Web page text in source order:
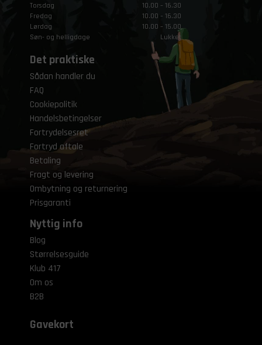
Torsdag
10.00 – 16.30
Fredag
10.00 – 16.30
Lørdag
10.00 – 15.00
Søn- og helligdage
Lukket
Det praktiske
Sådan handler du
FAQ
Cookiepolitik
Handelsbetingelser
Fortrydelsesret
Fortryd aftale
Betaling
Fragt og levering
Ombytning og returnering
Prisgaranti
Nyttig info
Blog
Størrelsesguide
Klub 417
Om os
B2B
Gavekort